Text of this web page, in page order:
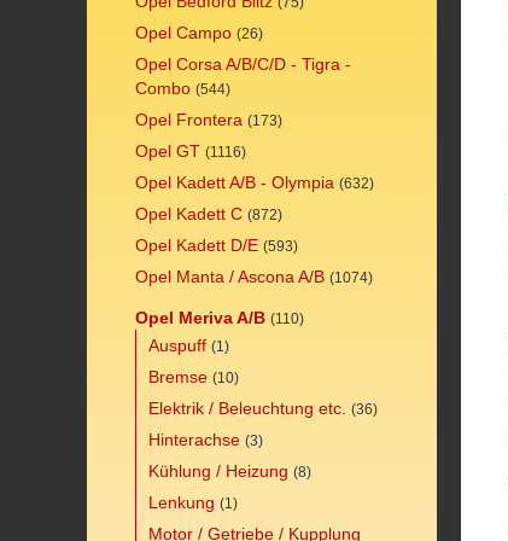
Opel Campo (26)
Opel Corsa A/B/C/D - Tigra -
Combo (544)
Opel Frontera (173)
Opel GT (1116)
Opel Kadett A/B - Olympia (632)
Opel Kadett C (872)
Opel Kadett D/E (593)
Opel Manta / Ascona A/B (1074)
Opel Meriva A/B (110)
Auspuff (1)
Bremse (10)
Elektrik / Beleuchtung etc. (36)
Hinterachse (3)
Kühlung / Heizung (8)
Lenkung (1)
Motor / Getriebe / Kupplung